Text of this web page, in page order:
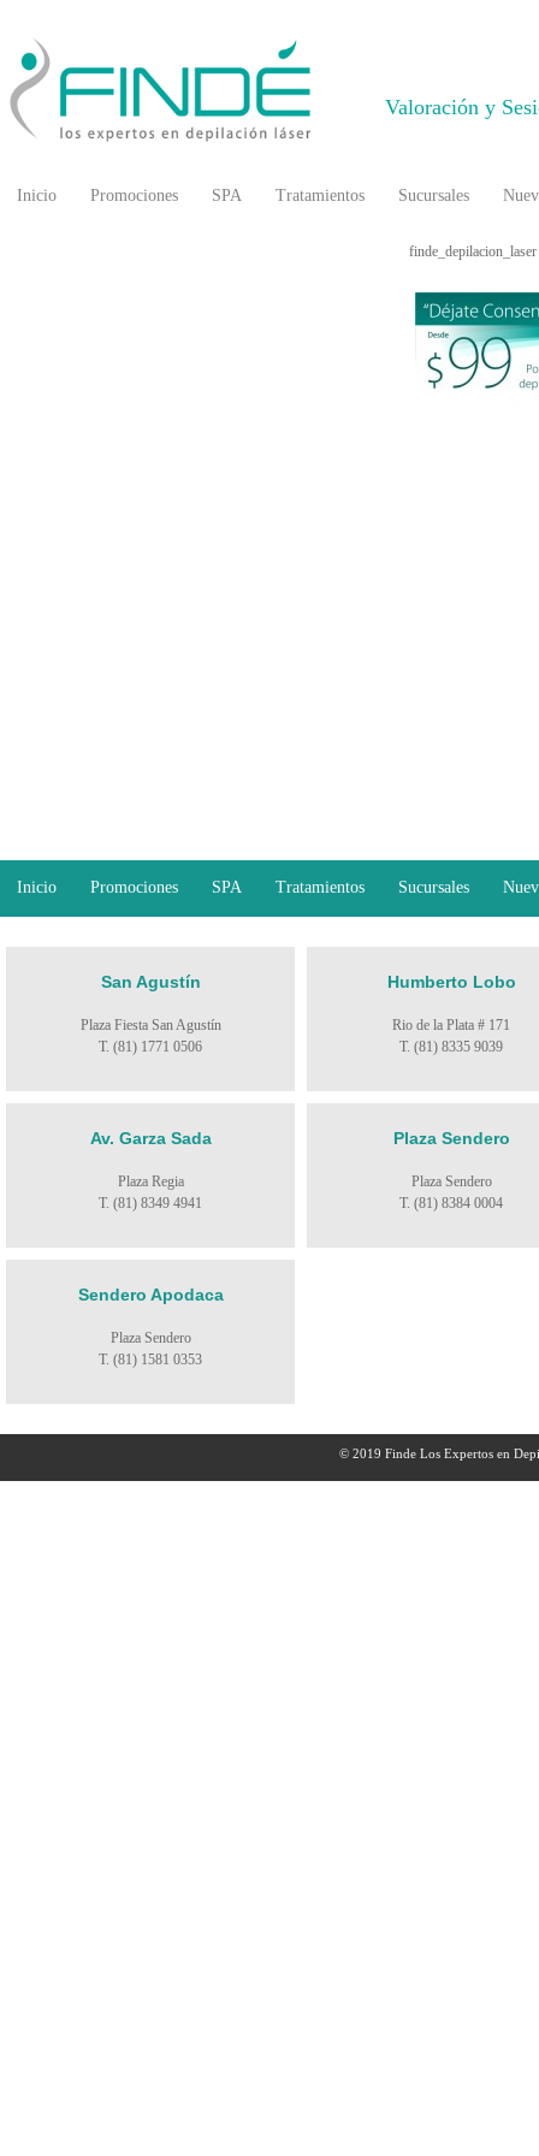
Inicio Promociones SPA Tratamientos Sucursales
Valoración y
finde_depilacion_laser
Inicio Promociones SPA Tratamientos Sucursales
San Agustín
Plaza Fiesta San Agustín
T. (81) 1771 0506
Humberto Lobo
Rio de la Plata # 171
T. (81) 8335 9039
Av. Garza Sada
Plaza Regia
T. (81) 8349 4941
Plaza Sendero
Plaza Sendero
T. (81) 8384 0004
Sendero Apodaca
Plaza Sendero
T. (81) 1581 0353
© 2019 Finde Los Expertos en